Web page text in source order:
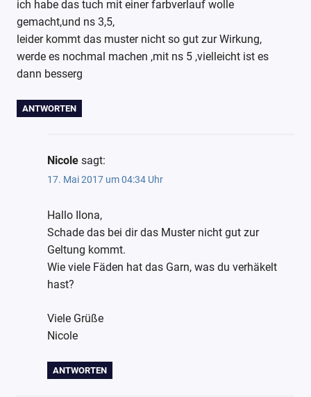
ich habe das tuch mit einer farbverlauf wolle
gemacht,und ns 3,5,
leider kommt das muster nicht so gut zur Wirkung,
werde es nochmal machen ,mit ns 5 ,vielleicht ist es
dann besserg
ANTWORTEN
Nicole sagt:
17. Mai 2017 um 04:34 Uhr
Hallo Ilona,
Schade das bei dir das Muster nicht gut zur
Geltung kommt.
Wie viele Fäden hat das Garn, was du verhäkelt
hast?
Viele Grüße
Nicole
ANTWORTEN